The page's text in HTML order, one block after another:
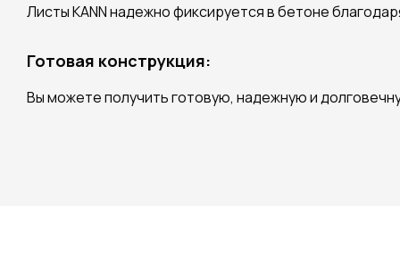
Листы KANN надежно фиксируется в бетоне
Готовая конструкция:
Вы можете получить готовую, надежную и